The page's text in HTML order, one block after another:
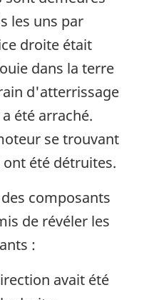
les uns par
droite était
dans la terre
d'atterrissage
été arraché.
se trouvant
été détruites.
composants
de révéler les
:
avait été